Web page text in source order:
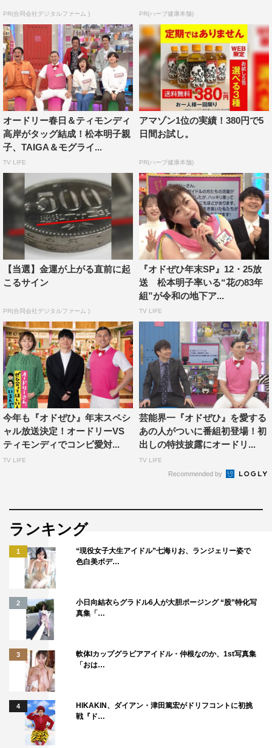
『オドぜひ年末SP 愛の最強タッグ決定戦』TAIGA＆モグライダー・
これまで熱きバトルを繰り広げてきたオードリーとティモ
ンディがタッグを組む今回。春日と高岸は一緒にプロ野球
観戦をするなど、今年1年親交を深めてきた。一方、春日
と高岸というモンスター芸人を操ってきたコンビの頭脳で
ある若林と前田が鋭いツッコミと的確な進行で、他の番組
では見られない異色の出演者たちをどう料理するのかも注
目だ。
『オドぜひ』の名バイプレイヤー・スギちゃんは、今年も
クラシックバラエティを体現するキャラクターとして、随
所でいぶし銀の活躍を見せる。Hi-Hi岩崎一則は、そもそ
も収録に参加したくなかったという芸人にあるまじき立ち
位置で参加。一般人である石黒さんは、審判員長として抜
てき。開会宣言とエンディングシーンという番組の要を担
う。
なお、12月20日（水）には今年の年末SPのきっかけとな
（土）から27日（水）までは5回にわたり、全ての対決の
信。最強タッグの台風の目である、松本明子＆平井龍聖親
子のディレクターズカット版も配信中。
さらに地上波では放送されなかった、未公開シーンを含め
た今年の熱いタッグ決定戦の模様をDMM TVで独占配信さ
れる。
最強の親子愛 松本明子・平井龍聖 【配信限
定 ディレクターズカット版】
PR(合同会社デジタルファーム ) PR(ハーブ健康本舗)
オードリー春日＆ティモンディ
高岸がタッグ結成！松本明子親
子、TAIGA＆モグライ...
TV LIFE
アマゾン1位の実績！380円で5
日間お試し。
PR(ハーブ健康本舗)
【当選】金運が上がる直前に起
こるサイン
PR(合同会社デジタルファーム )
『オドぜひ年末SP』12・25放
送 松本明子率いる“花の83年
組”が令和の地下ア...
TV LIFE
今年も『オドぜひ』年末スペシ
ャル放送決定！オードリーVS
ティモンディでコンビ愛対...
TV LIFE
芸能界一『オドぜひ』を愛する
あの人がついに番組初登場！初
出しの特技披露にオードリ...
TV LIFE
Recommended by
ランキング
1
“現役女子大生アイドル”七海りお、ランジェリー姿で
色白美ボデ…
2
小日向結衣らグラドル6人が大胆ポージング “股”特化写
真集「…
3
軟体Iカップグラビアアイドル・仲根なのか、1st写真集
「おは…
4
HIKAKIN、ダイアン・津田篤宏がドリフコントに初挑
戦『ド…